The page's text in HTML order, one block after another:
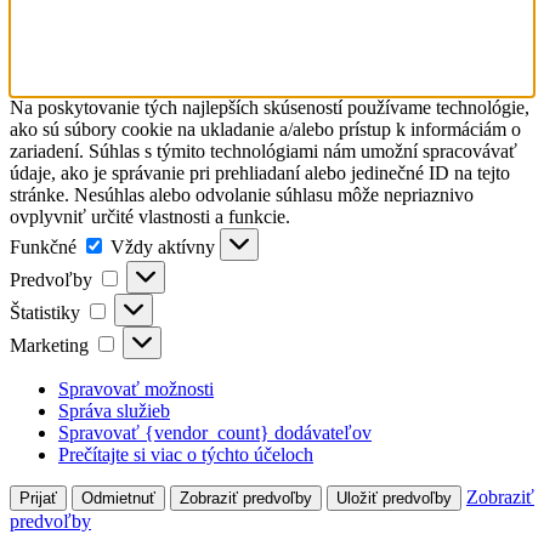
Na poskytovanie tých najlepších skúseností používame technológie,
ako sú súbory cookie na ukladanie a/alebo prístup k informáciám o
zariadení. Súhlas s týmito technológiami nám umožní spracovávať
údaje, ako je správanie pri prehliadaní alebo jedinečné ID na tejto
stránke. Nesúhlas alebo odvolanie súhlasu môže nepriaznivo
ovplyvniť určité vlastnosti a funkcie.
Funkčné
Funkčné
Vždy aktívny
Predvoľby
Predvoľby
Štatistiky Štatistiky
Marketing Marketing
Spravovať možnosti
Správa služieb
Spravovať {vendor_count} dodávateľov
Prečítajte si viac o týchto účeloch
Prijať Odmietnuť Zobraziť predvoľby Uložiť predvoľby
Zobraziť
predvoľby